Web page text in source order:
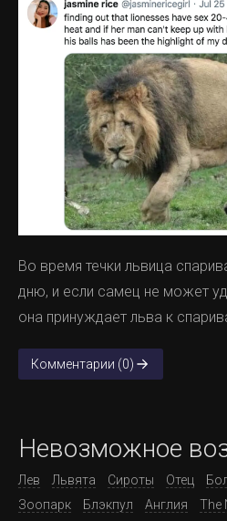
Во время течки львица
дню, и если самец не может
она принуждает льва к
Комментарии (0)
Невозможное
Лев Львята Сироты Отец
Зоопарк
Блэкпул Англия The